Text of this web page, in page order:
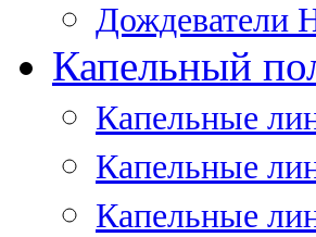
Дождеватели
Капельный
Капельные
Капельные
Капельные